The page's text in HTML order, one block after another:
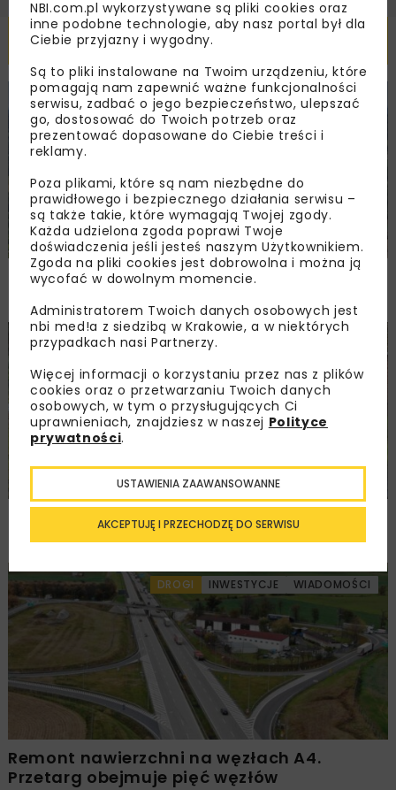
Powiązane artykuły
KOLEJ WIADOMOŚCI INWESTYCJE
PKP PLK ogłosiły przetarg na odcinek Gdów
DROGI INWESTYCJE
Rozbudowa DW450 między Mirkowem
a Wieruszowem z dofinansowaniem UE
DROGI INWESTYCJE WIADOMOŚCI
Remont nawierzchni na węzłach A4.
Przetarg obejmuje pięć węzłów
NBI.com.pl wykorzystywane są pliki cookies oraz
inne podobne technologie, aby nasz portal był dla
Ciebie przyjazny i wygodny.
Są to pliki instalowane na Twoim urządzeniu, które
pomagają nam zapewnić ważne funkcjonalności
serwisu, zadbać o jego bezpieczeństwo, ulepszać
go, dostosować do Twoich potrzeb oraz
prezentować dopasowane do Ciebie treści i
reklamy.
Poza plikami, które są nam niezbędne do
prawidłowego i bezpiecznego działania serwisu –
są także takie, które wymagają Twojej zgody.
Każda udzielona zgoda poprawi Twoje
doświadczenia jeśli jesteś naszym Użytkownikiem.
Zgoda na pliki cookies jest dobrowolna i można ją
wycofać w dowolnym momencie.
Administratorem Twoich danych osobowych jest
nbi med!a z siedzibą w Krakowie, a w niektórych
przypadkach nasi Partnerzy.
Więcej informacji o korzystaniu przez nas z plików
cookies oraz o przetwarzaniu Twoich danych
osobowych, w tym o przysługujących Ci
uprawnieniach, znajdziesz w naszej Polityce
prywatności.
AKCEPTUJĘ I PRZECHODZĘ DO SERWISU
USTAWIENIA ZAAWANSOWANNE